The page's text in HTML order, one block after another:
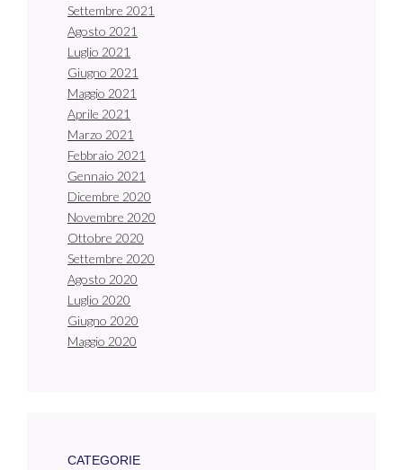
Settembre 2021
Agosto 2021
Luglio 2021
Giugno 2021
Maggio 2021
Aprile 2021
Marzo 2021
Febbraio 2021
Gennaio 2021
Dicembre 2020
Novembre 2020
Ottobre 2020
Settembre 2020
Agosto 2020
Luglio 2020
Giugno 2020
Maggio 2020
CATEGORIE